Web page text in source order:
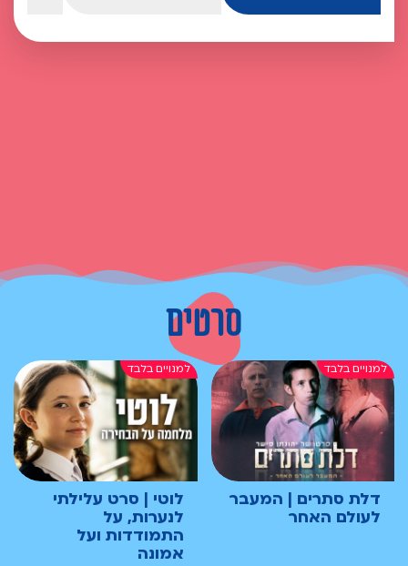
סרטים
דלת סתרים | המעבר
לעולם האחר
לוטי | סרט עלילתי
לנערות, על
התמודדות ועל
אמונה